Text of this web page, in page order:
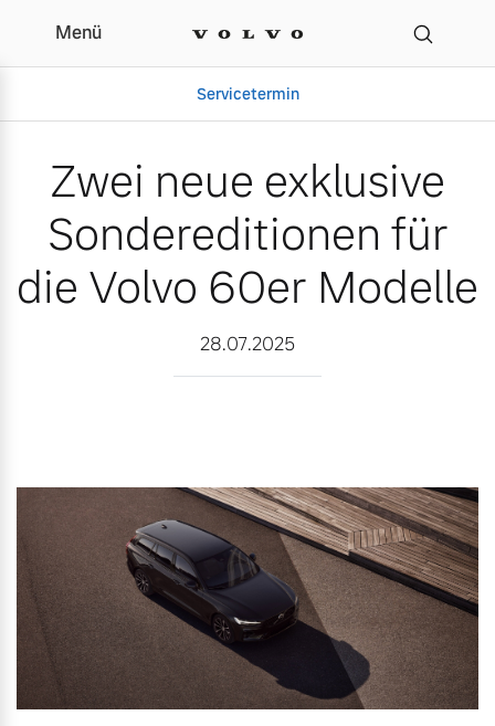
Zwei neue exklusive
Menü
Servicetermin
Aktuelle Zubehörangebote
Gebrauchtwagen
Aktuelle Zubehörangebote
Zubehörkatalog
Aktuelle Serviceangebote
Unser Team
Unsere News & Events
Zwei neue exklusive
Sondereditionen für
die Volvo 60er Modelle
28.07.2025